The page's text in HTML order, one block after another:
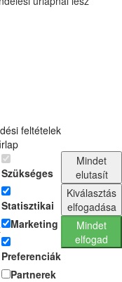
feltételek
Szükséges
Statisztikai
Marketing
Preferenciák
Partnerek
Mindet
elutasít
Kiválasztás
elfogadása
Mindet
elfogad